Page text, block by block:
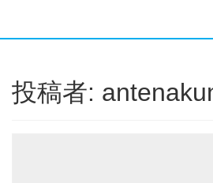
投稿者: